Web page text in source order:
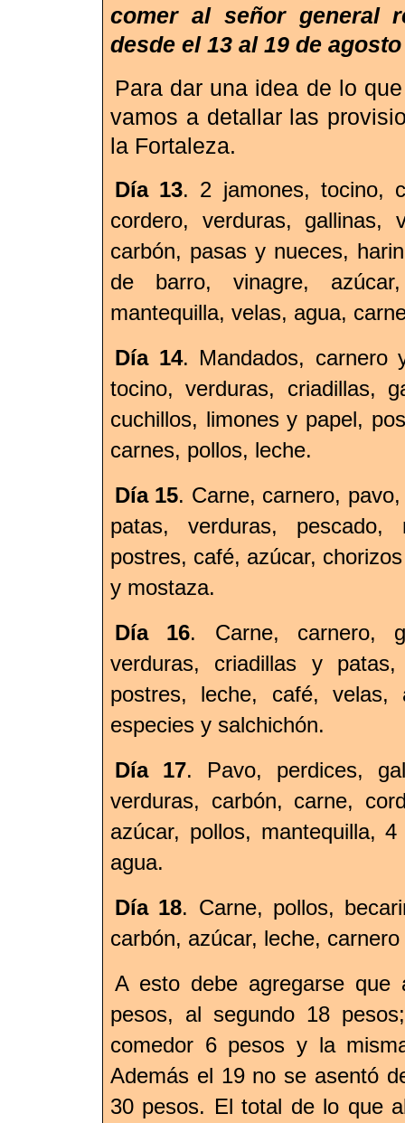
comer al señor general
desde el 13 al 19 de
Para dar una idea de lo
vamos a detallar las
la Fortaleza.
Día 13. 2 jamones, tocino,
cordero, verduras, gallinas,
carbón, pasas y nueces,
de barro, vinagre,
mantequilla, velas, agua,
Día 14. Mandados, carnero
tocino, verduras, criadillas,
cuchillos, limones y papel,
carnes, pollos, leche.
Día 15. Carne, carnero,
patas, verduras, pescado,
postres, café, azúcar,
y mostaza.
Día 16. Carne, carnero,
verduras, criadillas y
postres, leche, café, velas,
especies y salchichón.
Día 17. Pavo, perdices,
verduras, carbón, carne,
azúcar, pollos, mantequilla,
agua.
Día 18. Carne, pollos,
carbón, azúcar, leche,
A esto debe agregarse que
pesos, al segundo 18
comedor 6 pesos y la
Además el 19 no se asentó
30 pesos. El total de lo que